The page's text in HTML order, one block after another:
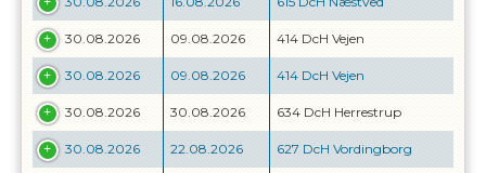
30.08.2026 09.08.2026 414 DcH Vejen
30.08.2026 09.08.2026 414 DcH Vejen
30.08.2026 30.08.2026 634 DcH Herrestrup
30.08.2026 22.08.2026 627 DcH Vordingborg